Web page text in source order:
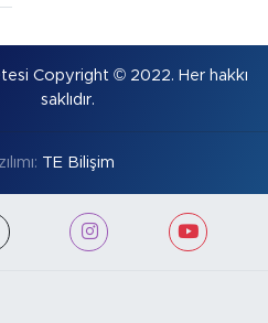
Copyright © 2022. Her hakkı
saklıdır.
TE Bilişim